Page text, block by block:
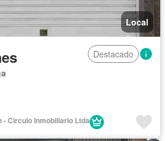
Local
Destacado
- Circulo Inmobiliario Ltda